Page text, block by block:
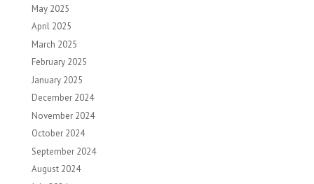
May 2025
April 2025
March 2025
February 2025
January 2025
December 2024
November 2024
October 2024
September 2024
August 2024